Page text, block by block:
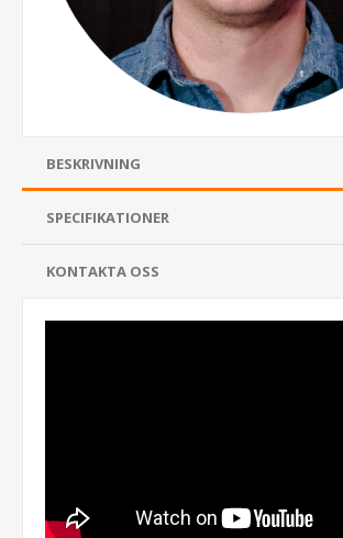
BESKRIVNING
SPECIFIKATIONER
KONTAKTA OSS